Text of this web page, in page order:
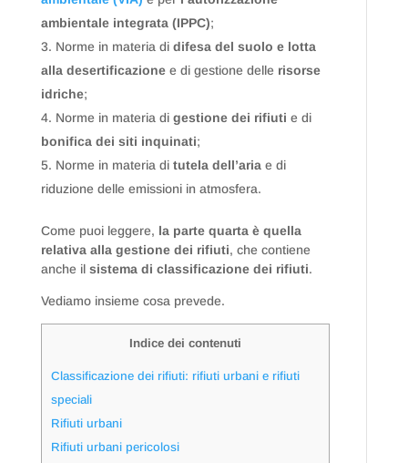
ambientale integrata (IPPC);
Norme in materia didifesa del suolo e lotta
alla desertificazionee di gestione delle risorse
idriche;
Norme in materia digestione dei rifiuti e di
bonifica dei siti inquinati;
Norme in materia di tutela dell’aria e di
riduzione delle emissioni in atmosfera.
Come puoi leggere, la parte quarta è quella
relativa alla gestione dei rifiuti, che contiene
anche il sistema di classificazione dei rifiuti.
Vediamo insieme cosa prevede.
Indice dei contenuti
Classificazione dei rifiuti: rifiuti urbani e rifiuti
speciali
Rifiuti urbani
Rifiuti urbani pericolosi